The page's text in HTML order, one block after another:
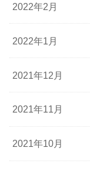
2022年2月
2022年1月
2021年12月
2021年11月
2021年10月